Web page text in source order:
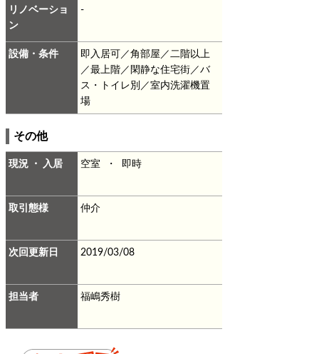
リノベーショ
ン
-
設備・条件
即入居可／角部屋／二階以上
／最上階／閑静な住宅街／バ
ス・トイレ別／室内洗濯機置
場
その他
現況 ・ 入居 空室 ・ 即時
取引態様 仲介
次回更新日 2019/03/08
担当者 福嶋秀樹